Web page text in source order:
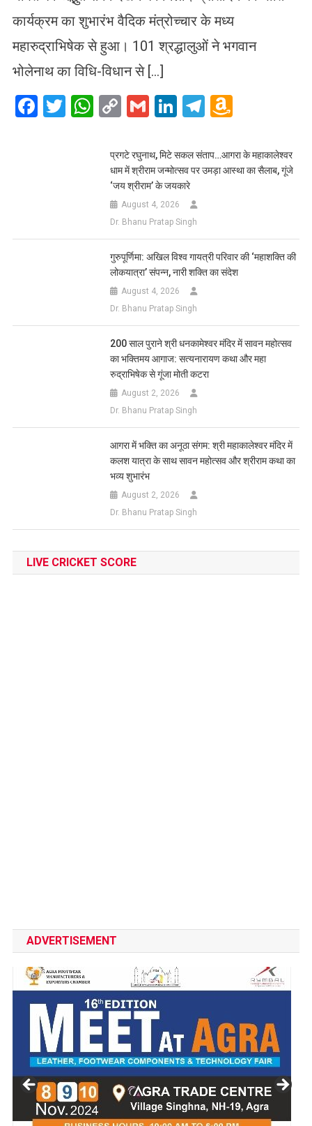
कार्यक्रम का शुभारंभ वैदिक मंत्रोच्चार के मध्य
महारुद्राभिषेक से हुआ। 101 श्रद्धालुओं ने भगवान
भोलेनाथ का विधि-विधान से […]
Facebook
Twitter
WhatsApp
CopyGmailLinkedIn
Telegram
List
प्रगटे रघुनाथ, मिटे सकल संताप…आगरा के महाकालेश्वर
धाम में श्रीराम जन्मोत्सव पर उमड़ा आस्था का सैलाब, गूंजे
‘जय श्रीराम’ के जयकारे
August 4, 2026
Dr. Bhanu Pratap Singh
गुरुपूर्णिमा: अखिल विश्व गायत्री परिवार की ‘महाशक्ति की
लोकयात्रा’ संपन्न, नारी शक्ति का संदेश
August 4, 2026
Dr. Bhanu Pratap Singh
200 साल पुराने श्री धनकामेश्वर मंदिर में सावन महोत्सव
का भक्तिमय आगाज: सत्यनारायण कथा और महा
रुद्राभिषेक से गूंजा मोती कटरा
August 2, 2026
Dr. Bhanu Pratap Singh
आगरा में भक्ति का अनूठा संगम: श्री महाकालेश्वर मंदिर में
कलश यात्रा के साथ सावन महोत्सव और श्रीराम कथा का
भव्य शुभारंभ
August 2, 2026
Dr. Bhanu Pratap Singh
LIVE CRICKET SCORE
ADVERTISEMENT